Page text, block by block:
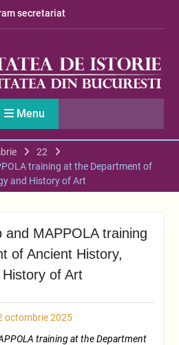
secretariat
studenților
2026-
Menu
22
training at the Department of
and History of Art
and MAPPOLA training
of Ancient History,
of Art
octombrie 2025
training at the Department